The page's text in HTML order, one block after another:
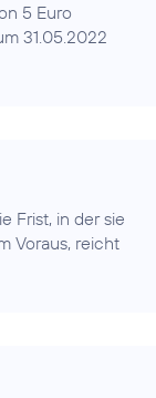
5 Euro
31.05.2022
Frist, in der sie
Voraus, reicht